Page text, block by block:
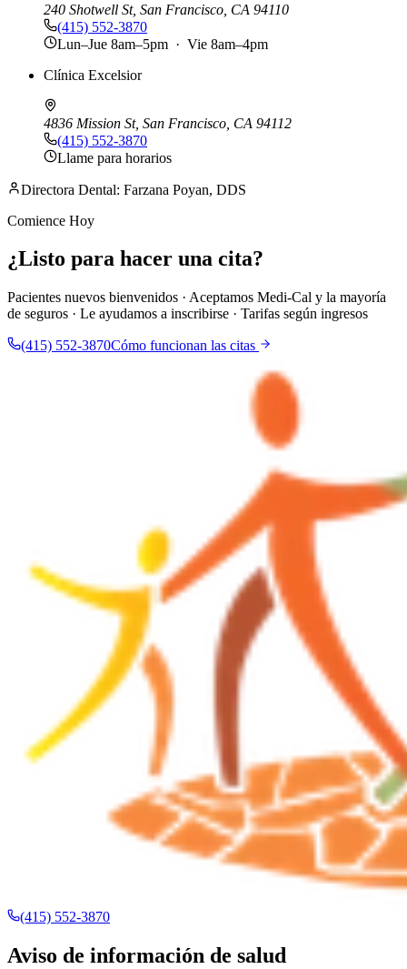
240 Shotwell St, San Francisco, CA 94110
(415) 552-3870
Lun–Jue 8am–5pm · Vie 8am–4pm
Clínica Excelsior
4836 Mission St, San Francisco, CA 94112
(415) 552-3870
Llame para horarios
Directora Dental: Farzana Poyan, DDS
Comience Hoy
¿Listo para hacer una cita?
Pacientes nuevos bienvenidos · Aceptamos Medi-Cal y la mayoría
de seguros · Le ayudamos a inscribirse · Tarifas según ingresos
(415) 552-3870Cómo funcionan las citas
(415) 552-3870
Aviso de información de salud